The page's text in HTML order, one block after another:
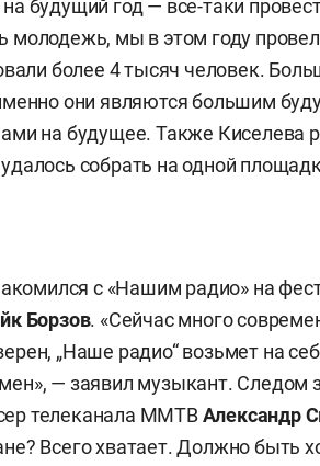
будущий год — все-таки
молодежь, мы в этом году
более 4 тысяч человек.
они являются большим
на будущее. Также Киселева
собрать на одной
с «Нашим радио» на
Борзов. «Сейчас много
„Наше радио“ возьмет на
— заявил музыкант.
телеканала ММТВАлександр
Всего хватает. Должно быть